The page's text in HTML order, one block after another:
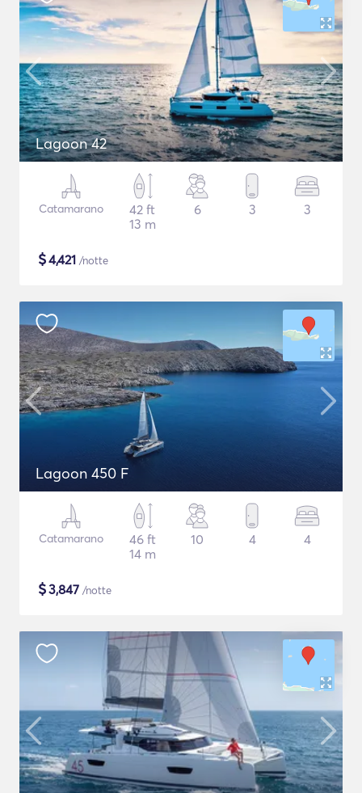
Lagoon 42
Catamarano
42 ft
13 m
6 3 3
$4,421 /notte
Lagoon 450 F
Catamarano
46 ft
14 m
10 4 4
$3,847 /notte